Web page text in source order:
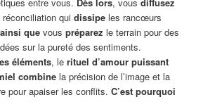
entre vous. Dès lors, vous diffusez
qui dissipeles rancœurs
quevous préparez le terrain pour des
sur la pureté des sentiments.
éléments, le rituel d’amour puissant
combinela précision de l’image et la
pour apaiser les conflits. C’est pourquoi